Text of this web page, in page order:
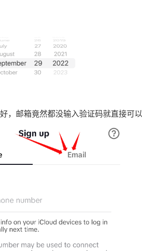
邮箱竟然都没输入验证码就直接可以